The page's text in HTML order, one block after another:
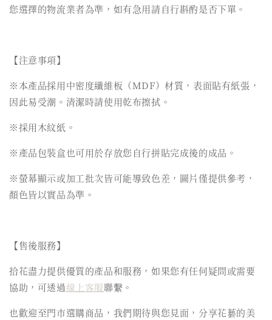
您選擇的物流業者為準，如有急用請自行斟酌是否下單。
【注意事項】
※本產品採用中密度纖維板（MDF）材質，表面貼有紙張，
因此易受潮。清潔時請使用乾布擦拭。
※採用木紋紙。
※產品包裝盒也可用於存放您自行拼貼完成後的成品。
※螢幕顯示或加工批次皆可能導致色差，圖片僅提供參考，
顏色皆以實品為準。
【售後服務】
拾花盡力提供優質的產品和服務，如果您有任何疑問或需要
協助，可透過線上客服聯繫。
也歡迎至門市選購商品，我們期待與您見面，分享花藝的美